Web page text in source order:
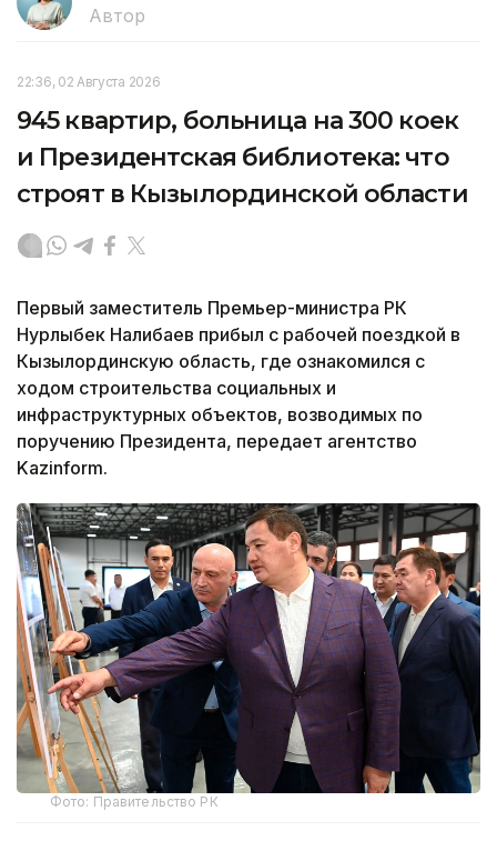
Автор
22:36, 02 Августа 2026
945 квартир, больница на 300 коек
и Президентская библиотека: что
строят в Кызылординской области
Первый заместитель Премьер-министра РК
Нурлыбек Налибаев прибыл с рабочей поездкой в
Кызылординскую область, где ознакомился с
ходом строительства социальных и
инфраструктурных объектов, возводимых по
поручению Президента, передает агентство
Kazinform.
Фото: Правительство РК